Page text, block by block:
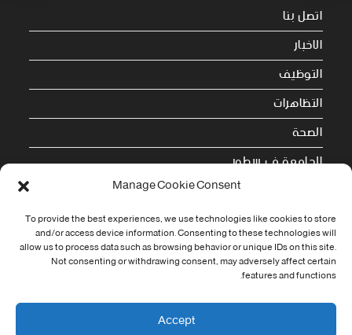
Manage Cookie Consent
To provide the best experiences, we use technologies like cookies to store
and/or access device information. Consenting to these technologies will
allow us to process data such as browsing behavior or unique IDs on this site.
Not consenting or withdrawing consent, may adversely affect certain
features and functions.
Accept
اتصل بنا
الاخبار
التوظيف
التظاهرات
الصحة
الجامعة في سطور
Cookie Policy (EU)
معلومات الاتصال
Address:
جامعة العربي التبسي طريق قسنطينة - تبسة